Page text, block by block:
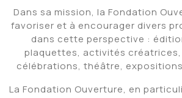
Dans sa mission, la Fondation
favoriser et à encourager divers
dans cette perspective :
plaquettes, activités
célébrations, théâtre,
La Fondation Ouverture, en